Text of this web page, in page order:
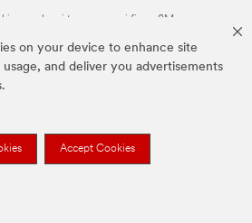
on your device to enhance site
and deliver you advertisements
Accept Cookies
są znakami towarowymi firmy 3M.